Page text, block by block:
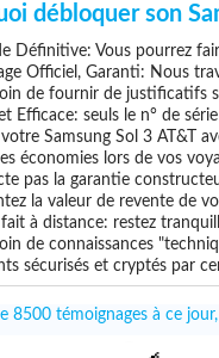
débloquer son
Définitive: Vous pourrez
Officiel, Garanti: Nous
de fournir de justificatifs
Efficace: seuls le n° de
Samsung Sol 3 AT&T
économies lors de vos
pas la garantie
la valeur de revente de
à distance: restez
de connaissances
sécurisés et cryptés par
8500 témoignages à ce